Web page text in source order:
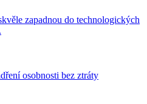
zapadnou do technologických
osobnosti bez ztráty